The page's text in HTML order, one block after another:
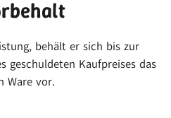
behält er sich bis zur
geschuldeten Kaufpreises das
Ware vor.